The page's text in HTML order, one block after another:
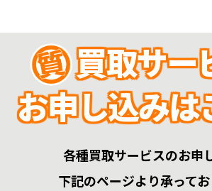
買取サー
お申し込みは
各種買取サービスのお申
下記のページより承ってお